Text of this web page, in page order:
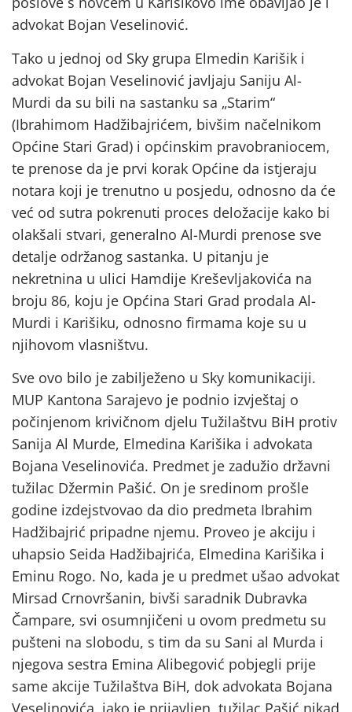
advokat Bojan Veselinović.
Tako u jednoj od Sky grupa Elmedin Karišik i
advokat Bojan Veselinović javljaju Saniju Al-
Murdi da su bili na sastanku sa „Starim“
(Ibrahimom Hadžibajrićem, bivšim načelnikom
Općine Stari Grad) i općinskim pravobraniocem,
te prenose da je prvi korak Općine da istjeraju
notara koji je trenutno u posjedu, odnosno da će
već od sutra pokrenuti proces deložacije kako bi
olakšali stvari, generalno Al-Murdi prenose sve
detalje održanog sastanka. U pitanju je
nekretnina u ulici Hamdije Kreševljakovića na
broju 86, koju je Općina Stari Grad prodala Al-
Murdi i Karišiku, odnosno firmama koje su u
njihovom vlasništvu.
Sve ovo bilo je zabilježeno u Sky komunikaciji.
MUP Kantona Sarajevo je podnio izvještaj o
počinjenom krivičnom djelu Tužilaštvu BiH protiv
Sanija Al Murde, Elmedina Karišika i advokata
Bojana Veselinovića. Predmet je zadužio državni
tužilac Džermin Pašić. On je sredinom prošle
godine izdejstvovao da dio predmeta Ibrahim
Hadžibajrić pripadne njemu. Proveo je akciju i
uhapsio Seida Hadžibajrića, Elmedina Karišika i
Eminu Rogo. No, kada je u predmet ušao advokat
Mirsad Crnovršanin, bivši saradnik Dubravka
Čampare, svi osumnjičeni u ovom predmetu su
pušteni na slobodu, s tim da su Sani al Murda i
njegova sestra Emina Alibegović pobjegli prije
same akcije Tužilaštva BiH, dok advokata Bojana
Veselinovića, iako je prijavljen, tužilac Pašić nikad